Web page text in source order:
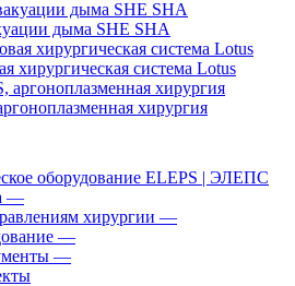
дыма SHE SHA
хирургическая система Lotus
хирургия
оборудование ELEPS | ЭЛЕПС
—
хирургии —
—
—